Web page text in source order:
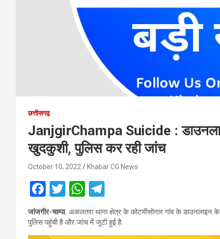
छत्तीसगढ़
JanjgirChampa Suicide :
खुदकुशी, पुलिस कर रही जांच
October 10, 2022 Khabar CG News
F
a
ce
T
wi
tt
W
h
at
el
e
जांजगीर-चाम्पा. अकलतरा थाना क्षेत्र के कोटमीसोनार गांव के
पुलिस पहुंची है और जांच में जुटी हुई है.